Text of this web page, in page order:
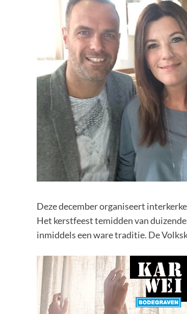
Deze december organiseert
Het kerstfeest temidden van
inmiddels een ware traditie. De